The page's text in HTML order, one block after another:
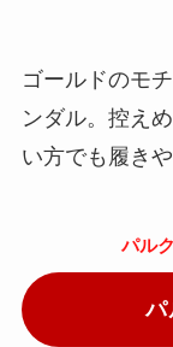
ゴールドのモ
ンダル。控え
い方でも履き
パル
パ